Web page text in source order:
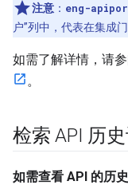
注意 ： eng-
户”列中，代表在集成
如需了解详情，请
。
检索 API 历
如需查看 API 的历